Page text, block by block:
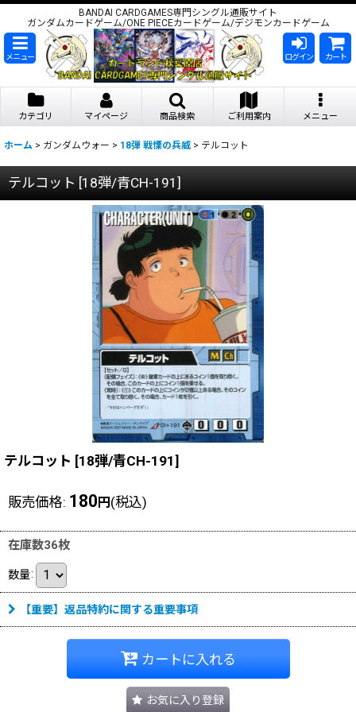
BANDAI CARDGAMES専門シングル通販サイト
ガンダムカードゲーム/ONE PIECEカードゲーム/デジモンカードゲーム
メニュー ログイン カート
カテゴリ マイページ 商品検索 ご利用案内 メニュー
ホーム > ガンダムウォー > 18弾 戦慄の兵威 > テルコット
テルコット [18弾/青CH-191 ]
テルコット [18弾/青CH-191]
販売価格: 180 円 (税込)
在庫数36枚
数量:
【重要】返品特約に関する重要事項
カートに入れる
お気に入り登録